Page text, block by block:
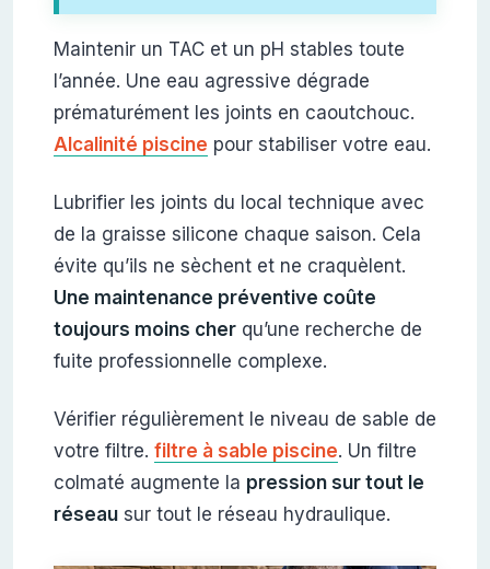
Maintenir un TAC et un pH stables toute
l’année. Une eau agressive dégrade
prématurément les joints en caoutchouc.
Alcalinité piscine pour stabiliser votre eau.
Lubrifier les joints du local technique avec
de la graisse silicone chaque saison. Cela
évite qu’ils ne sèchent et ne craquèlent.
Une maintenance préventive coûte
toujours moins cherqu’une recherche de
fuite professionnelle complexe.
Vérifier régulièrement le niveau de sable de
votre filtre. filtre à sable piscine. Un filtre
colmaté augmente la pression sur tout le
réseausur tout le réseau hydraulique.